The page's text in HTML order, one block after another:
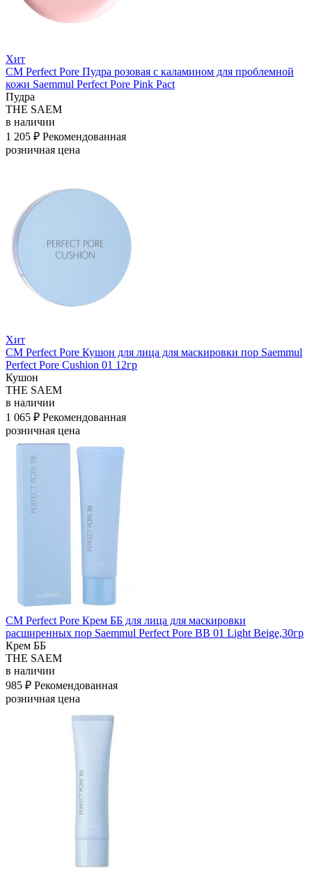
Хит
СМ Perfect Pore Пудра розовая с каламином для проблемной
кожи Saemmul Perfect Pore Pink Pact
Пудра
THE SAEM
в наличии
1 205 ₽ Рекомендованная
розничная цена
Хит
СМ Perfect Pore Кушон для лица для маскировки пор Saemmul
Perfect Pore Cushion 01 12гр
Кушон
THE SAEM
в наличии
1 065 ₽ Рекомендованная
розничная цена
СМ Perfect Pore Крем ББ для лица для маскировки
расширенных пор Saemmul Perfect Pore BB 01 Light Beige,30гр
Крем ББ
THE SAEM
в наличии
985 ₽ Рекомендованная
розничная цена